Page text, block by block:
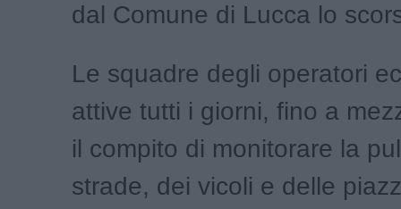
dal Comune di Lucca lo
Le squadre degli operatori
attive tutti i giorni, fino a
il compito di monitorare la
strade, dei vicoli e delle